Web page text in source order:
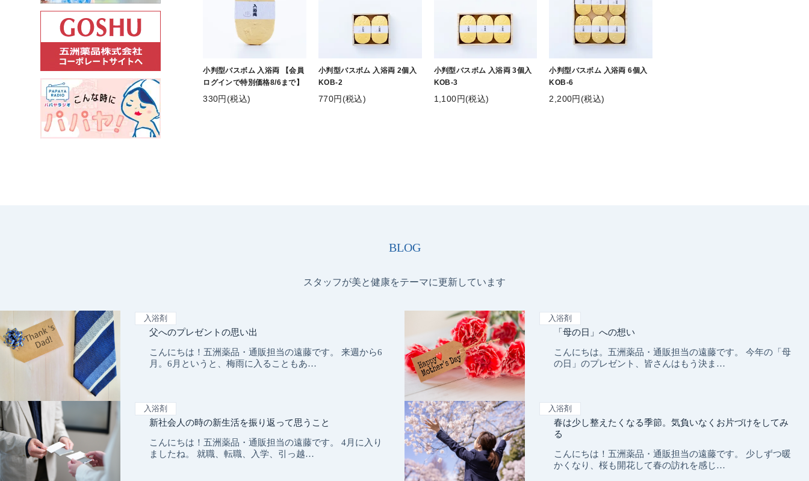
小判型バスボム 入浴両 【会員
ログインで特別価格8/6まで】
330円(税込)
小判型バスボム 入浴両 2個入
KOB-2
770円(税込)
小判型バスボム 入浴両 3個入
KOB-3
1,100円(税込)
小判型バスボム 入浴両 6個入
KOB-6
2,200円(税込)